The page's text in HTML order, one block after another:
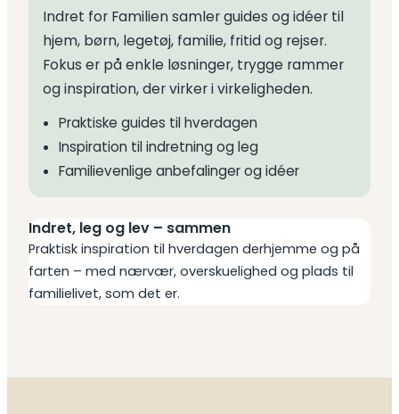
Indret for Familien samler guides og idéer til
hjem, børn, legetøj, familie, fritid og rejser.
Fokus er på enkle løsninger, trygge rammer
og inspiration, der virker i virkeligheden.
Praktiske guides til hverdagen
Inspiration til indretning og leg
Familievenlige anbefalinger og idéer
Indret, leg og lev – sammen
Praktisk inspiration til hverdagen derhjemme og på
farten – med nærvær, overskuelighed og plads til
familielivet, som det er.